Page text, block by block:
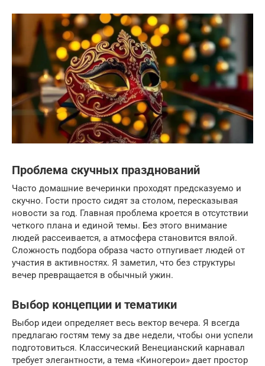
Проблема скучных празднований
Часто домашние вечеринки проходят предсказуемо и
скучно. Гости просто сидят за столом, пересказывая
новости за год. Главная проблема кроется в отсутствии
четкого плана и единой темы. Без этого внимание
людей рассеивается, а атмосфера становится вялой.
Сложность подбора образа часто отпугивает людей от
участия в активностях. Я заметил, что без структуры
вечер превращается в обычный ужин.
Выбор концепции и тематики
Выбор идеи определяет весь вектор вечера. Я всегда
предлагаю гостям тему за две недели, чтобы они успели
подготовиться. Классический Венецианский карнавал
требует элегантности, а тема «Киногерои» дает простор